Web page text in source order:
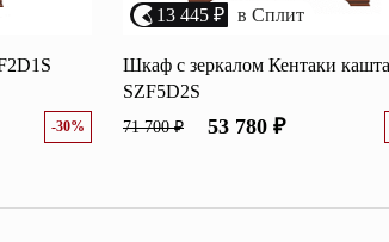
-30%
13 445 ₽ в Сплит
Шкаф с зеркалом Кентаки
SZF5D2S
71 700 ₽ 53 780 ₽